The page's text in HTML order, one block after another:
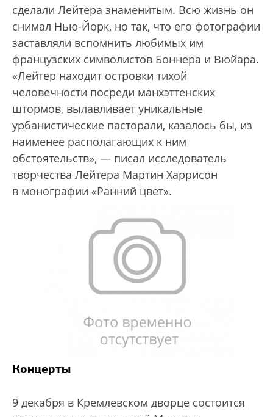
сделали Лейтера знаменитым. Всю жизнь он
снимал Нью-Йорк, но так, что его фотографии
заставляли вспомнить любимых им
французских символистов Боннера и Вюйара.
«Лейтер находит островки тихой
человечности посреди манхэттенских
штормов, вылавливает уникальные
урбанистические пасторали, казалось бы, из
наименее располагающих к ним
обстоятельств», — писал исследователь
творчества Лейтера Мартин Харрисон
в монографии «Ранний цвет».
Концерты
9 декабря в Кремлевском дворце состоится